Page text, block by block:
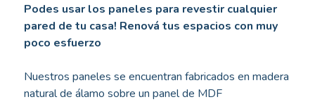
Podes usar los paneles para revestir cualquier
pared de tu casa! Renová tus espacios con muy
poco esfuerzo
Nuestros paneles se encuentran fabricados en madera
natural de álamo sobre un panel de MDF